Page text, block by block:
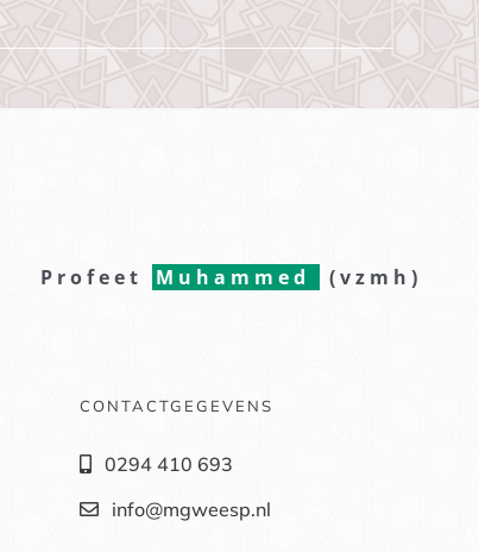
Profeet Muhammed (vzmh)
CONTACTGEGEVENS
0294 410 693
info@mgweesp.nl